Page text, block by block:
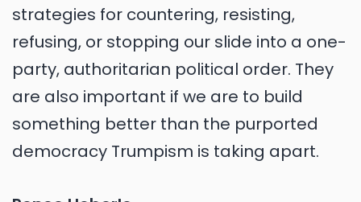
strategies for countering, resisting,
refusing, or stopping our slide into a one-
party, authoritarian political order. They
are also important if we are to build
something better than the purported
democracy Trumpism is taking apart.